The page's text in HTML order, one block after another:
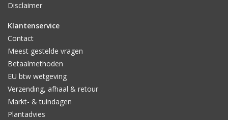
Disclaimer
Klantenservice
Contact
Meest gestelde vragen
Betaalmethoden
EU btw wetgeving
Verzending, afhaal & retour
Markt- & tuindagen
Plantadvies